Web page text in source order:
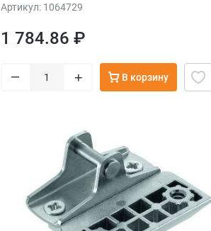
Артикул: 1064729
1 784.86 ₽
– + В корзину